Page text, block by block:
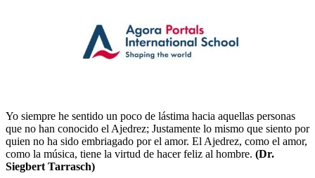
Yo siempre he sentido un poco de lástima hacia aquellas personas
que no han conocido el Ajedrez; Justamente lo mismo que siento por
quien no ha sido embriagado por el amor. El Ajedrez, como el amor,
como la música, tiene la virtud de hacer feliz al hombre. (Dr.
Siegbert Tarrasch)